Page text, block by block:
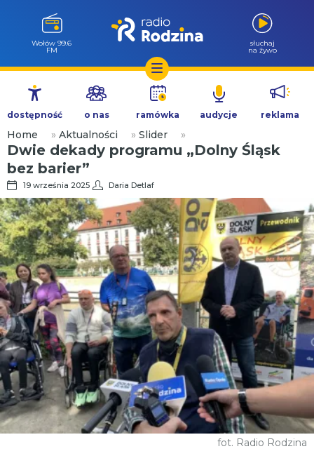
Przejdź
treści
Wołów 99.6
FM
słuchaj
na żywo
dostępność o nas ramówka audycje reklama
Home » Aktualności » Slider »
Dwie dekady programu „Dolny Śląsk
bez barier”
19 września 2025 Daria Detlaf
fot. Radio Rodzina